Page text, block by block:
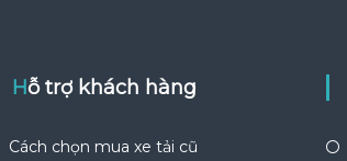
Hỗ trợ khách hàng
Cách chọn mua xe tải cũ